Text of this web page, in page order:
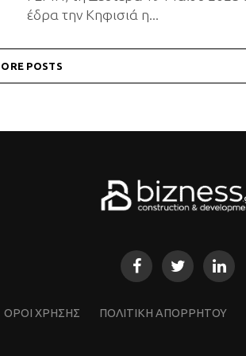
έδρα την Κηφισιά η...
POSTS
ΌΡΟΙ ΧΡΗΣΗΣ ΠΟΛΙΤΙΚΗ ΑΠΟΡΡΗΤΟΥ